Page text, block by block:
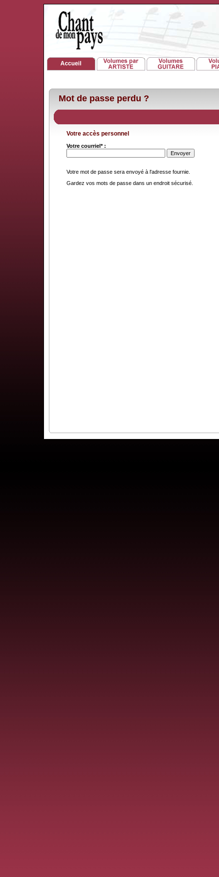
Mot de passe perdu ?
Votre accès personnel
Votre courriel* :
Votre mot de passe sera envoyé à l'adresse fournie.
Gardez vos mots de passe dans un endroit sécurisé.